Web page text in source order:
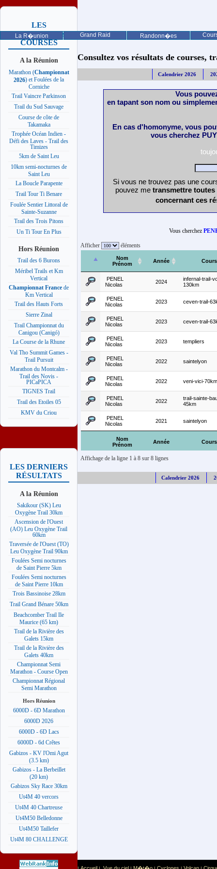
La R�union Grand Raid Randonn�es
LES
PROCHAINES
COURSES
A la Réunion
Marathon (Championnat
2026) et Foulées de la
Corniche
Trail Vaincre Parkinson
Trail du Sud Sauvage
Course de côte de
Takamaka
Trophée Océan Indien -
Défi des Laves - Trail des
Timizes
5km de Saint Leu
10km semi-nocturnes de
Saint Leu
La Boucle Parapente
Trail Tour Ti Benare
Foulée Sentier Littoral de
Sainte-Suzanne
Trail des Trois Pitons
Un Ti Tour En Plus
Hors Réunion
Trail des 6 Burons
Méribel Trails et Km
Vertical
Championnat France de
Km Vertical
Trail des Hauts Forts
Sierre Zinal
Trail Championnat du
Canigou (Canigó)
La Course de la Rhune
Val Tho Summit Games -
Trail Pursuit
Marathon du Montcalm -
Trail des Novis -
PICaPICA
TIGNES Trail
Trail des Etoiles 05
KMV du Criou
LES DERNIERS
RÉSULTATS
A la Réunion
Sakikour (SK) Leu
Oxygène Trail 30km
Ascension de l'Ouest
(AO) Leu Oxygène Trail
60km
Traversée de l'Ouest (TO)
Leu Oxygène Trail 90km
Foulées Semi nocturnes
de Saint Pierre 5km
Foulées Semi nocturnes
de Saint Pierre 10km
Trois Bassinoise 28km
Trail Grand Bénare 50km
Beachcomber Trail Ile
Maurice (65 km)
Trail de la Rivière des
Galets 15km
Trail de la Rivière des
Galets 40km
Championnat Semi
Marathon - Course Open
Championnat Régional
Semi Marathon
Hors Réunion
6000D - 6D Marathon
6000D 2026
6000D - 6D Lacs
6000D - 6d Crêtes
Gabizos - KV l'Omi Agut
(3.5 km)
Gabizos - La Berbeillet
(20 km)
Gabizos Sky Race 30km
Ut4M 40 vercors
Ut4M 40 Chartreuse
Ut4M50 Belledonne
Ut4M50 Taillefer
Ut4M 80 CHALLENGE
Consultez vos résultats de courses,
Calendrier 2026
Vous
en tapant son nom ou
En cas d'homonyme, vous
vous cherchez
Si vous ne trouvez pas une
pouvez me transmettre
concernant ces
Vous cherchez
Afficher éléments
Nom
Prénom
Année
Nom
Prénom
Année
PENEL
Nicolas
2024
infernal-trail-
130km
PENEL
Nicolas
2023 ceven-trail-
PENEL
Nicolas
2023 ceven-trail-
PENEL
Nicolas
2023 templiers
PENEL
Nicolas
2022 saintelyon
PENEL
Nicolas
2022 veni-vici-70km
PENEL
Nicolas
2022
trail-sainte-
45km
PENEL
Nicolas
2021 saintelyon
Affichage de la ligne 1 à 8 sur 8 lignes
Calendrier 2026